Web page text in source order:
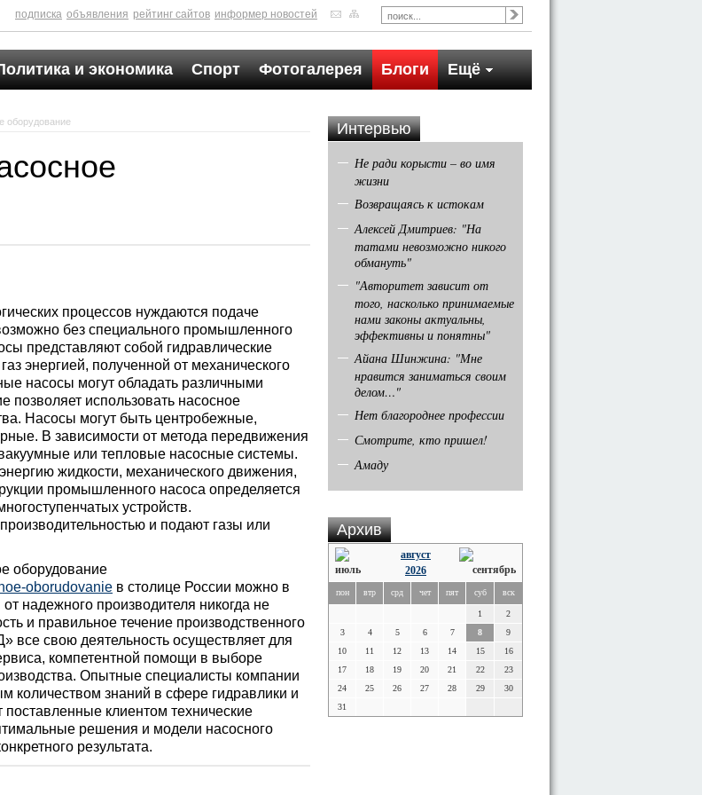
подписка объявления рейтинг сайтов информер новостей
и экономика Спорт Фотогалерея Блоги Ещё
оборудование
процессов нуждаются подаче
без специального промышленного
представляют собой гидравлические
энергией, полученной от механического
насосы могут обладать различными
позволяет использовать насосное
Насосы могут быть центробежные,
В зависимости от метода передвижения
или тепловые насосные системы.
жидкости, механического движения,
промышленного насоса определяется
устройств.
и подают газы или
оборудование
oborudovanie в столице России можно в
производителя никогда не
и правильное течение производственного
свою деятельность осуществляет для
компетентной помощи в выборе
Опытные специалисты компании
знаний в сфере гидравлики и
клиентом технические
решения и модели насосного
результата.
Интервью
Не ради корысти – во имя
жизни
Возвращаясь к истокам
Алексей Дмитриев: "На
татами невозможно никого
обмануть"
"Авторитет зависит от
того, насколько принимаемые
нами законы актуальны,
эффективны и понятны"
Айана Шинжина: "Мне
нравится заниматься своим
делом…"
Нет благороднее профессии
Смотрите, кто пришел!
Амаду
Архив
август
2026
пон втр срд чет пят суб вск
1
2
3
4 5 6 7 8
9
10
11 12 13 14 15
16
17
18 19 20 21 22
23
24
25 26 27 28 29
30
31